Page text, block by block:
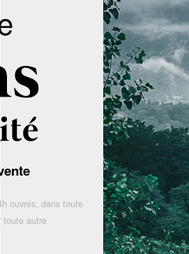
ouvrés, dans toute
toute autre